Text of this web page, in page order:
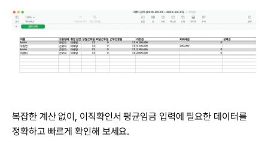
복잡한 계산 없이, 이직확인서 평균임금 입력에 필요한 데이터를
정확하고 빠르게 확인해 보세요.